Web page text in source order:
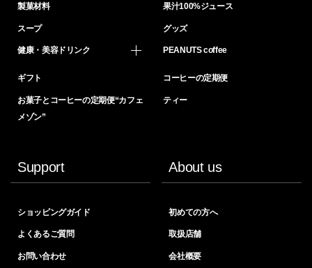
製菓材料 果汁100%ジュース
スープ グッズ
健康・美容ドリンク PEANUTS coffee
ギフト コーヒーの定期便
お菓子とコーヒーの定期便“カフェ
メゾン”
ティー
Support
ショッピングガイド
よくあるご質問
お問い合わせ
About us
初めての方へ
取扱店舗
会社概要